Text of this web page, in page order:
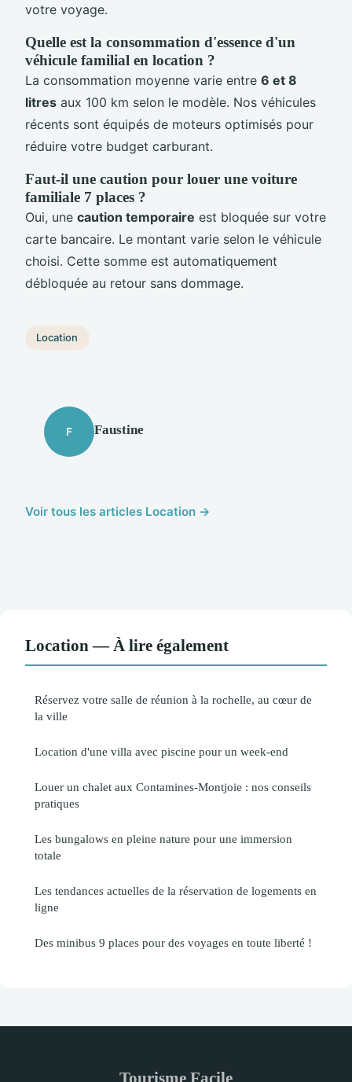
votre voyage.
Quelle est la consommation d'essence d'un
véhicule familial en location ?
La consommation moyenne varie entre 6 et 8
litres aux 100 km selon le modèle. Nos véhicules
récents sont équipés de moteurs optimisés pour
réduire votre budget carburant.
Faut-il une caution pour louer une voiture
familiale 7 places ?
Oui, une caution temporaire est bloquée sur votre
carte bancaire. Le montant varie selon le véhicule
choisi. Cette somme est automatiquement
débloquée au retour sans dommage.
Location
F Faustine
Voir tous les articles Location →
Location — À lire également
Réservez votre salle de réunion à la rochelle, au cœur de
la ville
Location d'une villa avec piscine pour un week-end
Louer un chalet aux Contamines-Montjoie : nos conseils
pratiques
Les bungalows en pleine nature pour une immersion
totale
Les tendances actuelles de la réservation de logements en
ligne
Des minibus 9 places pour des voyages en toute liberté !
Tourisme Facile